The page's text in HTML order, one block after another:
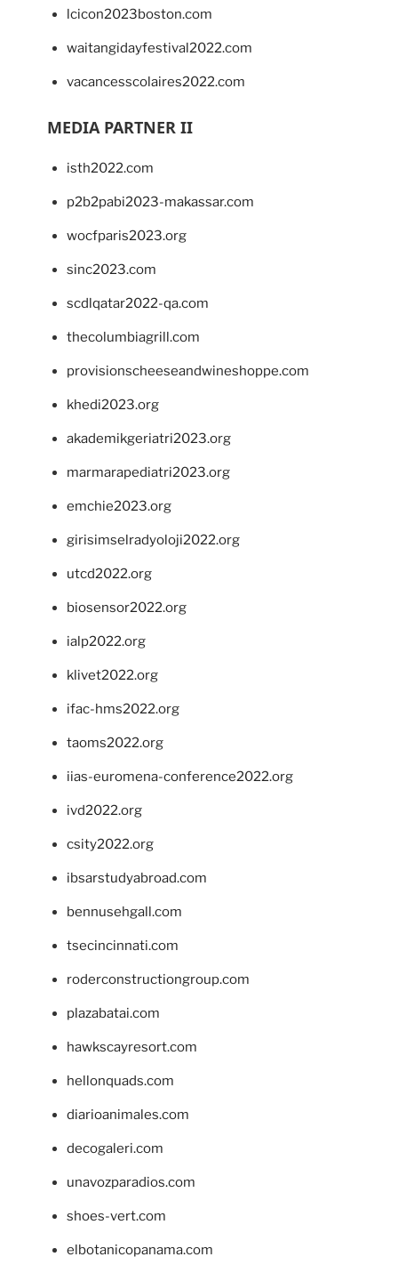
lcicon2023boston.com
waitangidayfestival2022.com
vacancesscolaires2022.com
MEDIA PARTNER II
isth2022.com
p2b2pabi2023-makassar.com
wocfparis2023.org
sinc2023.com
scdlqatar2022-qa.com
thecolumbiagrill.com
provisionscheeseandwineshoppe.com
khedi2023.org
akademikgeriatri2023.org
marmarapediatri2023.org
emchie2023.org
girisimselradyoloji2022.org
utcd2022.org
biosensor2022.org
ialp2022.org
klivet2022.org
ifac-hms2022.org
taoms2022.org
iias-euromena-conference2022.org
ivd2022.org
csity2022.org
ibsarstudyabroad.com
bennusehgall.com
tsecincinnati.com
roderconstructiongroup.com
plazabatai.com
hawkscayresort.com
hellonquads.com
diarioanimales.com
decogaleri.com
unavozparadios.com
shoes-vert.com
elbotanicopanama.com